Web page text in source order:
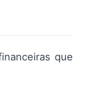
que